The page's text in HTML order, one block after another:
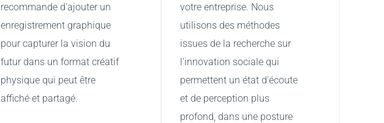
recommande d'ajouter un
enregistrement graphique
pour capturer la vision du
futur dans un format créatif
physique qui peut être
affiché et partagé.
votre entreprise. Nous
utilisons des méthodes
issues de la recherche sur
l'innovation sociale qui
permettent un état d'écoute
et de perception plus
profond, dans une posture